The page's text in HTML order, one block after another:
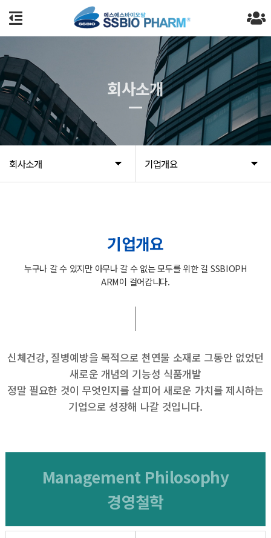
회사소개 기업개요
회사소개
기업개요
누구나 갈 수 있지만 아무나 갈 수 없는 모두를 위한 길 SSBIOPH
ARM이 걸어갑니다.
신체건강, 질병예방을 목적으로 천연물 소재로 그동안 없었던
새로운 개념의 기능성 식품개발
정말 필요한 것이 무엇인지를 살피어 새로운 가치를 제시하는
기업으로 성장해 나갈 것입니다.
Management Philosophy
경영철학